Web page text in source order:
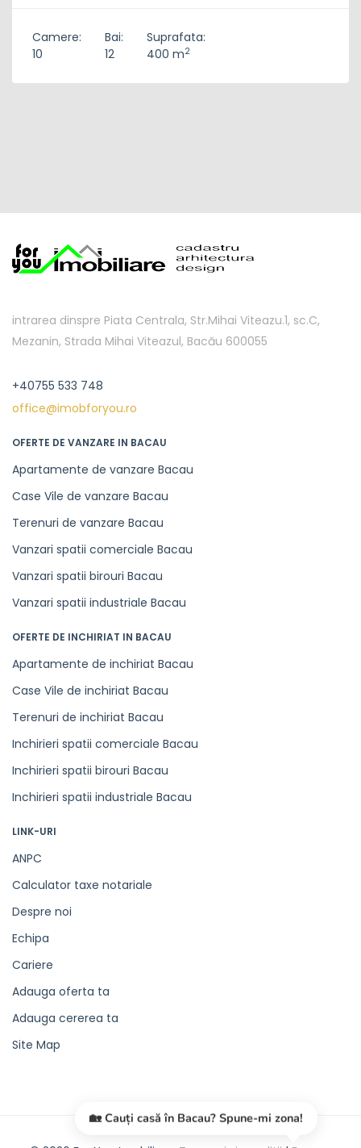
Camere:
10
Bai:
12
Suprafata:
400 m2
intrarea dinspre Piata Centrala, Str.Mihai Viteazu.1, sc.C,
Mezanin, Strada Mihai Viteazul, Bacău 600055
+40755 533 748
office@imobforyou.ro
OFERTE DE VANZARE IN BACAU
Apartamente de vanzare Bacau
Case Vile de vanzare Bacau
Terenuri de vanzare Bacau
Vanzari spatii comerciale Bacau
Vanzari spatii birouri Bacau
Vanzari spatii industriale Bacau
OFERTE DE INCHIRIAT IN BACAU
Apartamente de inchiriat Bacau
Case Vile de inchiriat Bacau
Terenuri de inchiriat Bacau
Inchirieri spatii comerciale Bacau
Inchirieri spatii birouri Bacau
Inchirieri spatii industriale Bacau
LINK-URI
ANPC
Calculator taxe notariale
Despre noi
Echipa
Cariere
Adauga oferta ta
Adauga cererea ta
Site Map
🏡 Cauți casă în Bacau? Spune-mi zona!